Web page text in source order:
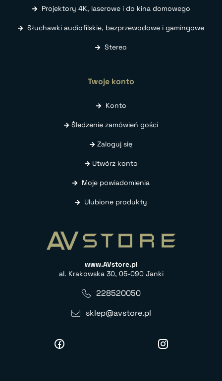
Projektory 4K, laserowe i do kina domowego
Słuchawki audiofilskie, bezprzewodowe i gamingowe
Stereo
Twoje konto
Konto
Śledzenie zamówień gości
Zaloguj się
Utwórz konto
Moje powiadomienia
Ulubione produkty
www.AVstore.pl
al. Krakowska 30, 05-090 Janki
228520050
sklep@avstore.pl